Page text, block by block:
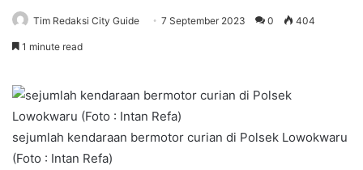
Tim Redaksi City Guide 7 September 2023 0 404
1 minute read
sejumlah kendaraan bermotor curian di Polsek Lowokwaru
(Foto : Intan Refa)